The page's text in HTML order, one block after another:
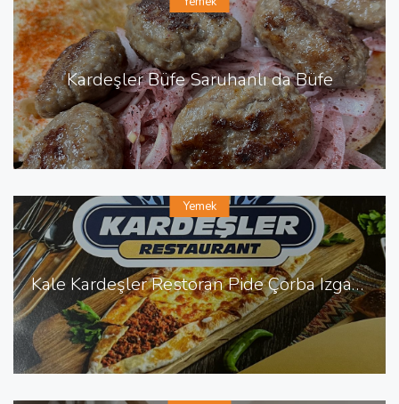
Kardeşler Büfe Saruhanlı da Büfe
Kale Kardeşler Restoran Pide Çorba Izgara Sulu Yemek
Yemek